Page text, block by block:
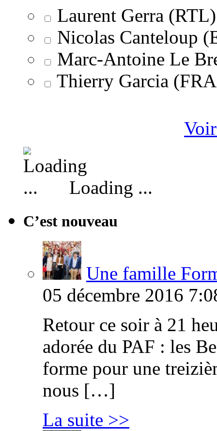
Laurent Gerra (RTL)
Nicolas Canteloup
Marc-Antoine Le
Thierry Garcia
Loading ...
C’est nouveau
Une famille
05 décembre 2016
Retour ce soir à 21
adorée du PAF : les
forme pour une
nous […]
La suite >>